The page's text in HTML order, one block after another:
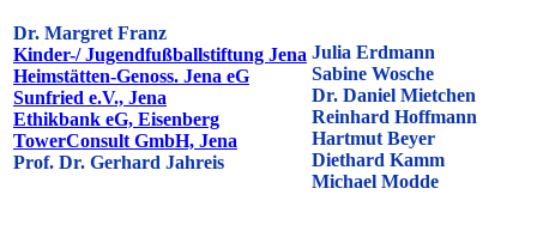
Dr. Margret Franz
Kinder-/ Jugendfußballstiftung Jena
Heimstätten-Genoss. Jena eG
Sunfried e.V., Jena
Ethikbank eG, Eisenberg
TowerConsult GmbH, Jena
Prof. Dr. Gerhard Jahreis
Julia Erdmann
Sabine Wosche
Dr. Daniel Mietchen
Reinhard Hoffmann
Hartmut Beyer
Diethard Kamm
Michael Modde